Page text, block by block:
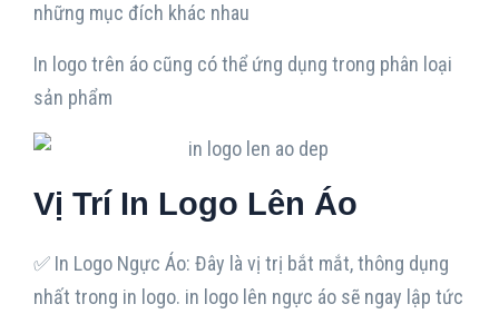
những mục đích khác nhau
In logo trên áo cũng có thể ứng dụng trong phân loại
sản phẩm
Vị Trí In Logo Lên Áo
✅ In Logo Ngực Áo: Đây là vị trị bắt mắt, thông dụng
nhất trong in logo. in logo lên ngực áo sẽ ngay lập tức